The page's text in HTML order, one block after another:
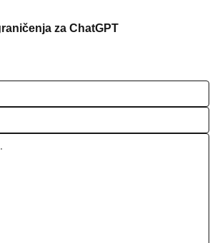
za ChatGPT